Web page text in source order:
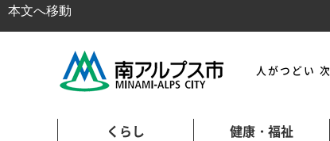
本文へ移動
人がつどい
くらし 健康・福祉